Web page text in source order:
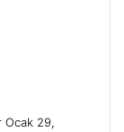
e
Ocak 29,